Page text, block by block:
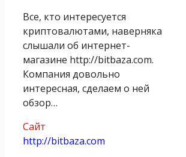
Все, кто интересуется
криптовалютами, наверняка
слышали об интернет-
магазине http://bitbaza.com.
Компания довольно
интересная, сделаем о ней
обзор…
Сайт
http://bitbaza.com